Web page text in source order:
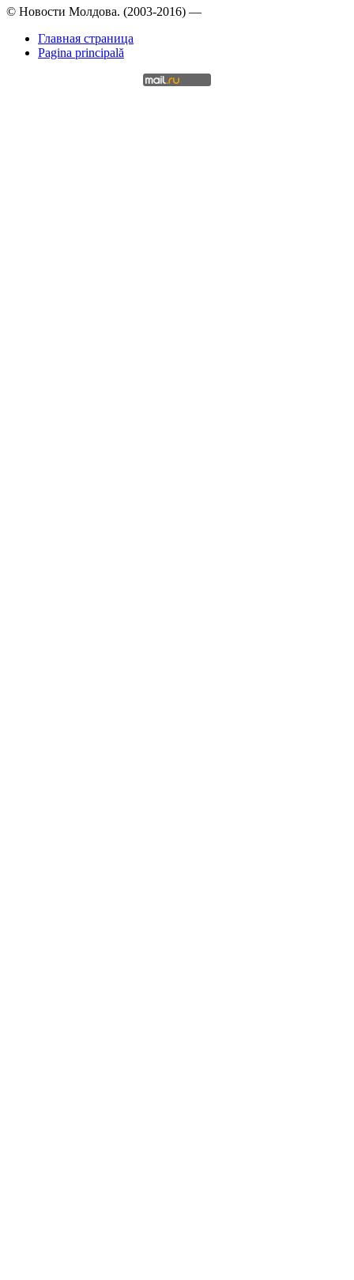
© Новости Молдова. (2003-2016) —
Главная страница
Pagina principală